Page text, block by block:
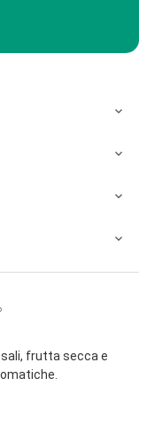




sali, frutta secca e